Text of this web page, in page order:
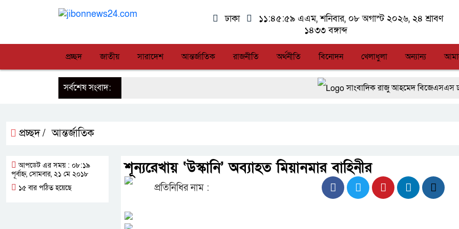
ঢাকা ১১:৪৬:০০ এএম, শনিবার, ০৮ অগাস্ট ২০২৬, ২৪ শ্রাবণ
১৪৩৩ বঙ্গাব্দ
প্রচ্ছদ জাতীয় সারাদেশ আন্তর্জাতিক রাজনীতি অর্থনীতি বিনোদন খেলাধুলা অন্যান্য
সর্বশেষ সংবাদ: সাংবাদিক রাজু আহমেদ বিজেএসএস ঢাকা
আত-তানযীল ইনস্টিটিউট চট্টগ্রাম দুবছর
ফ্যাসিবাদবিরোধী আন্দোলনে হত্যাকাণ্ডের
জুলাই স্মৃতি জাদুঘরের দুয়ার খুলেছে, উদ্বোধন
প্রচ্ছদ / আন্তর্জাতিক
শূন্যরেখায় ‘উস্কানি’ অব্যাহত মিয়ানমার বাহিনীর
প্রতিনিধির নাম :
আপডেট এর সময় : ০৮:১৯
পূর্বাহ্ন, সোমবার, ২১ মে ২০১৮
১৫ বার পঠিত হয়েছে